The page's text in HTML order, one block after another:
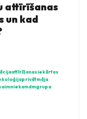
attīrīšanas
un kad
attīrīšanasiekārtas
privātmāja
dmgrupa